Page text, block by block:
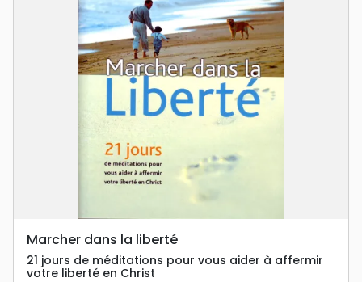
Marcher dans la liberté
21 jours de méditations pour vous aider à affermir
votre liberté en Christ